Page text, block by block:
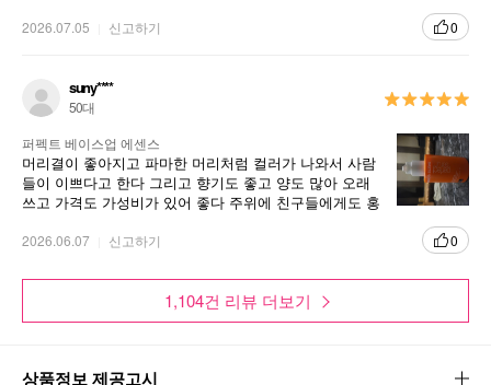
2026.07.05 신고하기 0
suny****
50대
퍼펙트 베이스업 에센스
머리결이 좋아지고 파마한 머리처럼 컬러가 나와서 사람
들이 이쁘다고 한다 그리고 향기도 좋고 양도 많아 오래
쓰고 가격도 가성비가 있어 좋다 주위에 친구들에게도 홍
2026.06.07 신고하기 0
1,104건 리뷰 더보기
상품정보 제공고시